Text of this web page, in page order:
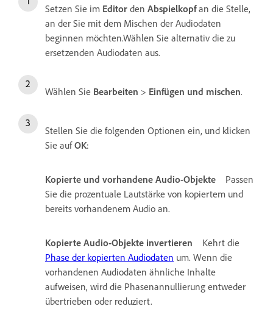
Setzen Sie im Editor den Abspielkopfan die Stelle,
an der Sie mit dem Mischen der Audiodaten
beginnen möchten.Wählen Sie alternativ die zu
ersetzenden Audiodaten aus.
Wählen Sie Bearbeiten > Einfügen und mischen.
Stellen Sie die folgenden Optionen ein, und klicken
Sie aufOK:
Kopierte und vorhandene Audio-Objekte
Passen
Sie die prozentuale Lautstärke von kopiertem und
bereits vorhandenem Audio an.
Kopierte Audio-Objekte invertieren
Kehrt die
Phase der kopierten Audiodaten um. Wenn die
vorhandenen Audiodaten ähnliche Inhalte
aufweisen, wird die Phasenannullierung entweder
übertrieben oder reduziert.